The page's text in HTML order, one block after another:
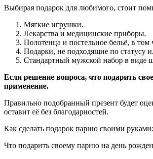
Выбирая подарок для любимого, стоит
Мягкие игрушки.
Лекарства и медицинские приборы.
Полотенца и постельное бельё, в
Подарки, не подходящие по статусу
Стандартный мужской набор в виде
Если решение вопроса, что подарить
применение.
Правильно подобранный презент будет
оставит её без благодарностей.
Как сделать подарок парню своими руками:
Что подарить своему парню на день